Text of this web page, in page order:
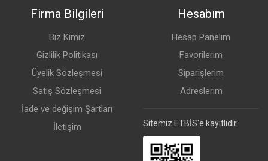
Firma Bilgileri
Biz Kimiz
Gizlilik Politikası
Üyelik Sözleşmesi
Satış Sözleşmesi
İade ve değişim Şartları
İletişim
Hesabım
Hesap Panelim
Favorilerim
Siparişlerim
Adreslerim
Sitemiz ETBİS'e kayıtlıdır.